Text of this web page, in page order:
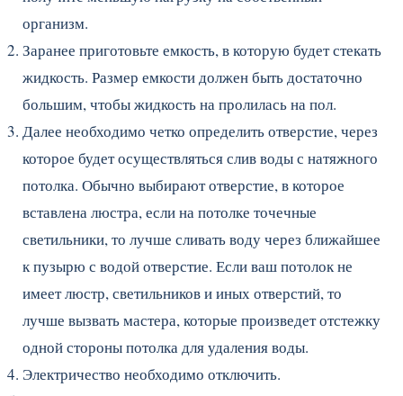
организм.
Заранее приготовьте емкость, в которую будет стекать
жидкость. Размер емкости должен быть достаточно
большим, чтобы жидкость на пролилась на пол.
Далее необходимо четко определить отверстие, через
которое будет осуществляться слив воды с натяжного
потолка. Обычно выбирают отверстие, в которое
вставлена люстра, если на потолке точечные
светильники, то лучше сливать воду через ближайшее
к пузырю с водой отверстие. Если ваш потолок не
имеет люстр, светильников и иных отверстий, то
лучше вызвать мастера, которые произведет отстежку
одной стороны потолка для удаления воды.
Электричество необходимо отключить.